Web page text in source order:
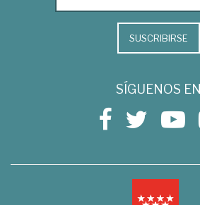
SUSCRIBIRSE
SÍGUENOS EN